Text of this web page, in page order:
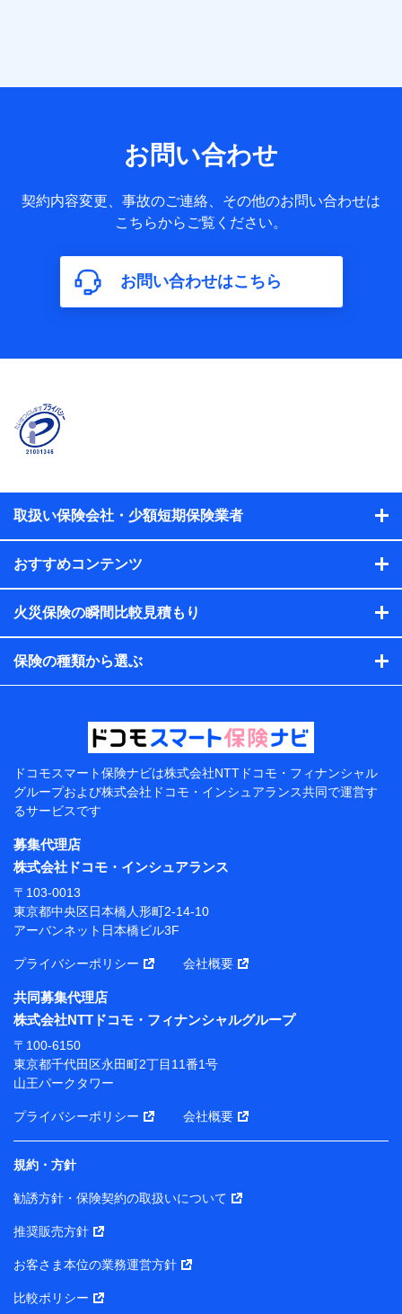
送信履歴などの情報）が含まれます。
約に関する情報。例として、保険契約者及び被保険者の氏
名、住所、生年月日、性別、保険契約者と被保険者の関係、
保険加入の目的、保険商品の内容、保険料、保険料のお支払
年数などの情報、ペットの種類や年齢などの情報などが含ま
れます。
【共同して利用する者の範囲】
株式会社NTTドコモ
当社又は株式会社NTTドコモが提供する保険関連サービスに
おけるユーザ登録受付および管理のため
当社又は株式会社NTTドコモと取引のあるもしくは委託を受
れらに付帯、関連する当社、株式会社NTTドコモおよび提携
会社のサービスを案内、提供するため
析して、お客さまの趣味・嗜好・傾向に応じたサービス・商
各種セミナーの開催のため
コンサルティングサービスの実施のため
アンケートやキャンペーン等の実施のため
上記に係る案内・手続き・管理等付帯業務を行うため
当該個人データを取り扱う各共同利用者（詳細は次のと
東京都千代田区永田町2丁目11番1号 山王パークタワー
株式会社NTTドコモ 代表取締役社長 前田 義晃
東京都中央区日本橋人形町2-14-10 アーバンネット日
本橋ビル 3F
長 吉村 忠義
※ 当社および株式会社NTTドコモは、お客さまの情報
ソナルデータ憲章」に定める行動原則を順守します 。
※ パーソナルデータダッシュボードの「第三者提供の
管理」の設定状態にかかわらず、共同利用する場合があ
ります。
※ dポイントクラブ会員ではないお客さま（2019年12
月11日以降、一度もdポイントクラブ会員であったこと
がないお客さまに限る）に関する、2019年12月10日以
前に取得した個人データは、こちら の利用目的の範囲内
当社は株式会社NTTドコモ・フィナンシャルグループ
との間で、以下のとおり個人データを共同利用しま
す。
【共同して利用される利用データの項目】
当社または株式会社NTTドコモ・フィナンシャルグルー
の個人データ
お問い合わせ
契約内容変更、事故のご連絡、その他のお問い合わせは
こちらからご覧ください。
お問い合わせはこちら
取扱い保険会社・少額短期保険業者
おすすめコンテンツ
火災保険の瞬間比較見積もり
保険の種類から選ぶ
ドコモスマート保険ナビは株式会社NTTドコモ・フィナンシャル
グループおよび株式会社ドコモ・インシュアランス共同で運営す
るサービスです
募集代理店
株式会社ドコモ・インシュアランス
〒103-0013
東京都中央区日本橋人形町2-14-10
アーバンネット日本橋ビル3F
プライバシーポリシー 会社概要
共同募集代理店
株式会社NTTドコモ・フィナンシャルグループ
〒100-6150
東京都千代田区永田町2丁目11番1号
山王パークタワー
プライバシーポリシー 会社概要
規約・方針
勧誘方針・保険契約の取扱いについて
推奨販売方針
お客さま本位の業務運営方針
比較ポリシー